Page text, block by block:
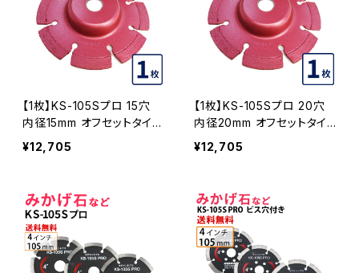
【1枚】KS-105Sプロ 15穴
内径15mm オフセットタイプ
(ハットタイプ) KSダイヤセ
グメント (ks-105spro-of1
キワ切り コーナーカット 水
平切断 KS-105SPRO-OF1
5
¥12,705
【1枚】KS-105Sプロ 20穴
内径20mm オフセットタイ
プ(ハットタイプ) KSダイヤ
セグメント (ks-105spro-o
刃キワ切り コーナーカット
水平切断 KS-105SPRO-O
F20
¥12,705